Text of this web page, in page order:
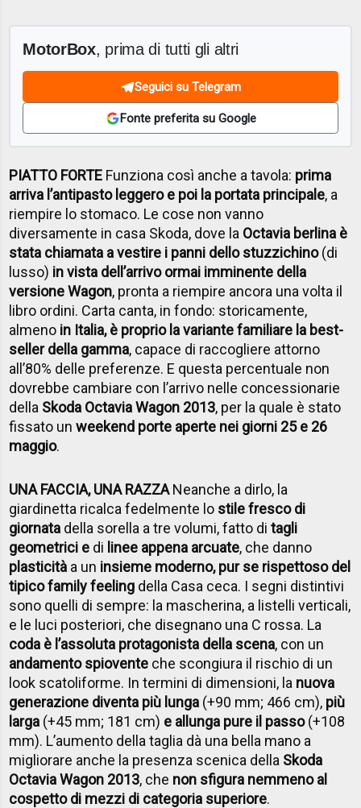
MotorBox, prima di tutti gli altri
Seguici su Telegram
Fonte preferita su Google
PIATTO FORTE Funziona così anche a tavola: prima
arriva l’antipasto leggero e poi la portata principale, a
riempire lo stomaco. Le cose non vanno
diversamente in casa Skoda, dove la Octavia berlina è
stata chiamata a vestire i panni dello stuzzichino(di
lusso) in vista dell’arrivo ormai imminente della
versione Wagon, pronta a riempire ancora una volta il
libro ordini. Carta canta, in fondo: storicamente,
almeno in Italia, è proprio la variante familiare la best-
seller della gamma, capace di raccogliere attorno
all’80% delle preferenze. E questa percentuale non
dovrebbe cambiare con l’arrivo nelle concessionarie
della Skoda Octavia Wagon 2013, per la quale è stato
fissato unweekend porte aperte nei giorni 25 e 26
maggio.
UNA FACCIA, UNA RAZZANeanche a dirlo, la
giardinetta ricalca fedelmente lo stile fresco di
giornata della sorella a tre volumi, fatto ditagli
geometrici e di linee appena arcuate, che danno
plasticità a un insieme moderno, pur se rispettoso del
tipico family feeling della Casa ceca. I segni distintivi
sono quelli di sempre: la mascherina, a listelli verticali,
e le luci posteriori, che disegnano una C rossa. La
coda è l’assoluta protagonista della scena, con un
andamento spiovente che scongiura il rischio di un
look scatoliforme. In termini di dimensioni, la nuova
generazione diventa più lunga (+90 mm; 466 cm), più
larga (+45 mm; 181 cm) e allunga pure il passo(+108
mm). L’aumento della taglia dà una bella mano a
migliorare anche la presenza scenica della Skoda
Octavia Wagon 2013, che non sfigura nemmeno al
cospetto di mezzi di categoria superiore.